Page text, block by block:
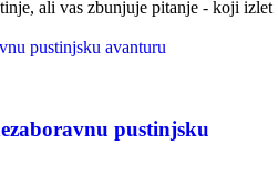
ali vas zbunjuje pitanje - koji izlet
pustinjsku